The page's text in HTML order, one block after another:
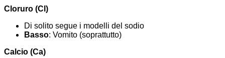
Cloruro (Cl)
Di solito segue i modelli del sodio
Basso: Vomito (soprattutto)
Calcio (Ca)